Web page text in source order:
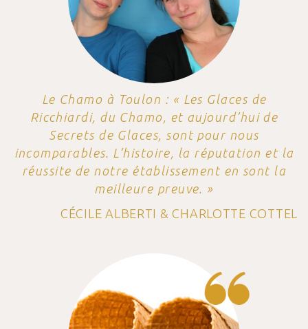
Le Chamo à Toulon : « Les Glaces de
Ricchiardi, du Chamo, et aujourd’hui de
Secrets de Glaces, sont pour nous
incomparables. L’histoire, la réputation et la
réussite de notre établissement en sont la
meilleure preuve. »
CÉCILE ALBERTI & CHARLOTTE COTTEL